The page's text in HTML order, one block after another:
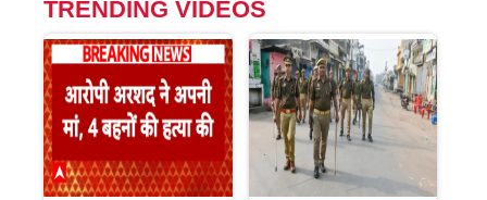
TRENDING VIDEOS